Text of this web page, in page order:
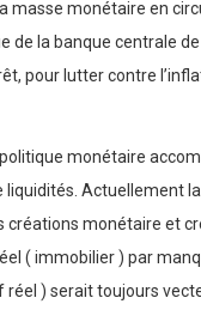
monétaire en
de la banque centrale
pour lutter contre
monétaire
liquidités. Actuellement
créations monétaire et
( immobilier ) par
réel ) serait toujours